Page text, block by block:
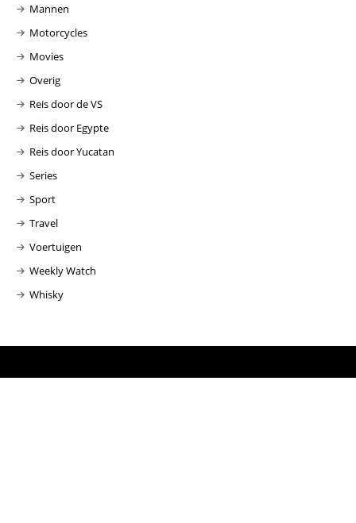
Mannen
Motorcycles
Movies
Overig
Reis door de VS
Reis door Egypte
Reis door Yucatan
Series
Sport
Travel
Voertuigen
Weekly Watch
Whisky